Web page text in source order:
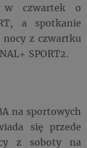
w czwartek o
a spotkanie
z czwartku
SPORT2.
na sportowych
się przede
z soboty na